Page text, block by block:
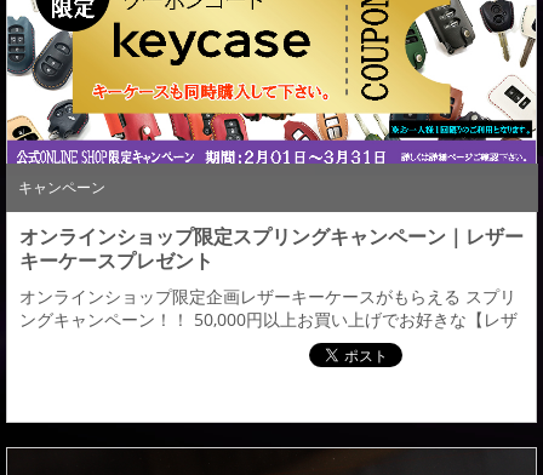
キャンペーン
オンラインショップ限定スプリングキャンペーン｜レザー
キーケースプレゼント
オンラインショップ限定企画レザーキーケースがもらえる スプリ
ングキャンペーン！！ 50,000円以上お買い上げでお好きな【レザ
ーキーケース】をプレゼント キャンペーンコード【 keycase 】
【プレゼント方法】５万円以上の商品購入時にキーケースも同時